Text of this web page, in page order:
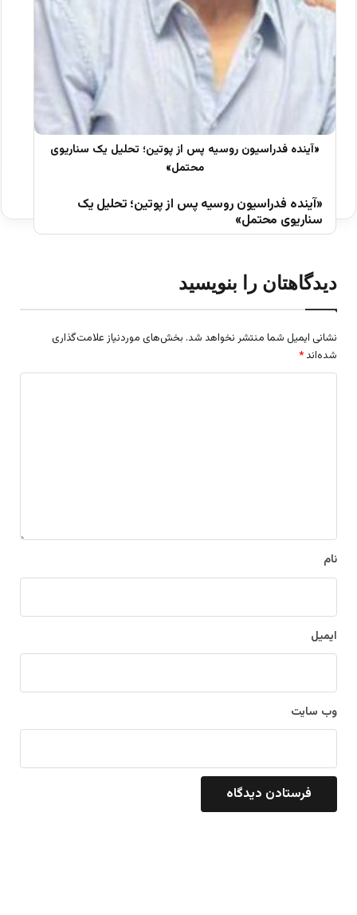
«آینده فدراسیون روسیه پس از پوتین؛ تحلیل یک
سناریوی محتمل»
دیدگاهتان را بنویسید
نشانی ایمیل شما منتشر نخواهد شد. بخش‌های موردنیاز علامت‌گذاری
شده‌اند *
نام
ایمیل
وب‌ سایت